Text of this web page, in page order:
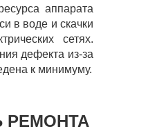
аппарата
в воде и скачки
сетях.
дефекта из-за
к минимуму.
РЕМОНТА